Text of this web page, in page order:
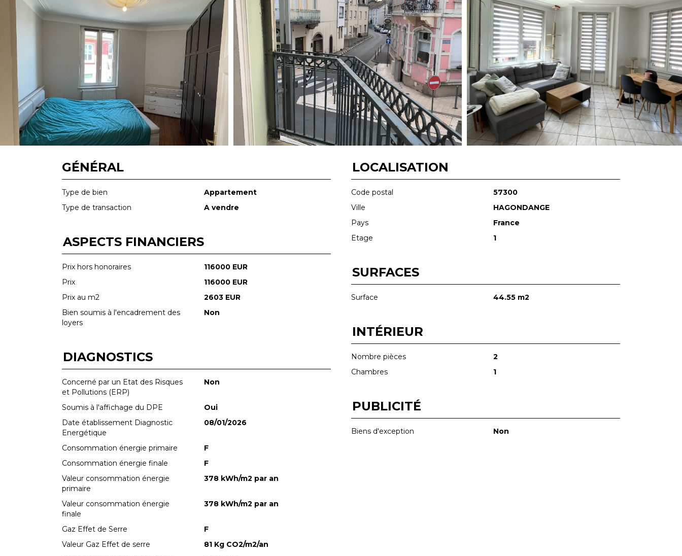
GÉNÉRAL
Type de bien
Appartement
Type de transaction
A vendre
LOCALISATION
Code postal
57300
Ville
HAGONDANGE
Pays
France
Etage
1
ASPECTS FINANCIERS
Prix hors honoraires
116000 EUR
Prix
116000 EUR
Prix au m2
2603 EUR
Bien soumis à l'encadrement des
loyers
Non
SURFACES
Surface 44.55 m2
INTÉRIEUR
Nombre pièces
2
Chambres
1
DIAGNOSTICS
Concerné par un Etat des Risques
et Pollutions (ERP)
Non
Soumis à l'affichage du DPE
Oui
Date établissement Diagnostic
Energétique
08/01/2026
Consommation énergie primaire
F
Consommation énergie finale
F
Valeur consommation énergie
primaire
378 kWh/m2 par an
Valeur consommation énergie
finale
378 kWh/m2 par an
Gaz Effet de Serre
F
Valeur Gaz Effet de serre
81 Kg CO2/m2/an
PUBLICITÉ
Biens d'exception Non